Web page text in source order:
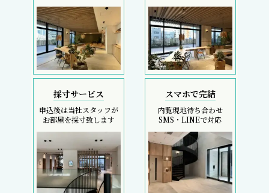
採寸サービス
申込後は当社スタッフが
お部屋を採寸致します
スマホで完結
内覧現地待ち合わせ
SMS・LINEで対応